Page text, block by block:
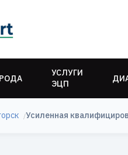
УСЛУГИ
ЭЦП
Усиленная